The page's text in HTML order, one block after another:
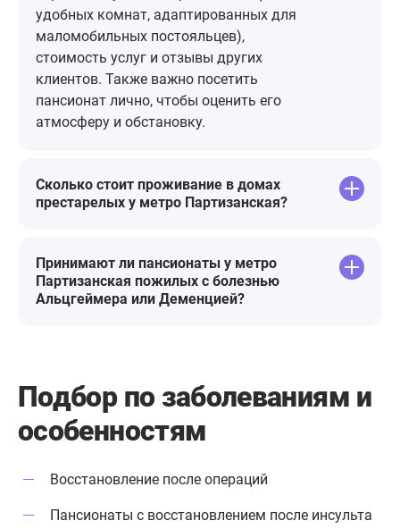
пессимистичные мысли, огромная
благодарность персоналу,
руководству и отдельная - Юлии
Станиславовне!🌷
удобных комнат, адаптированных для
маломобильных постояльцев),
стоимость услуг и отзывы других
клиентов. Также важно посетить
пансионат лично, чтобы оценить его
атмосферу и обстановку.
Сколько стоит проживание в домах
престарелых у метро Партизанская?
Принимают ли пансионаты у метро
Партизанская пожилых с болезнью
Альцгеймера или Деменцией?
Подбор по заболеваниям и
особенностям
Восстановление после операций
Пансионаты с восстановлением после инсульта